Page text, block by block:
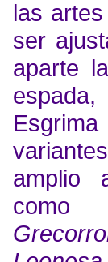
las
ser
aparte
amplio